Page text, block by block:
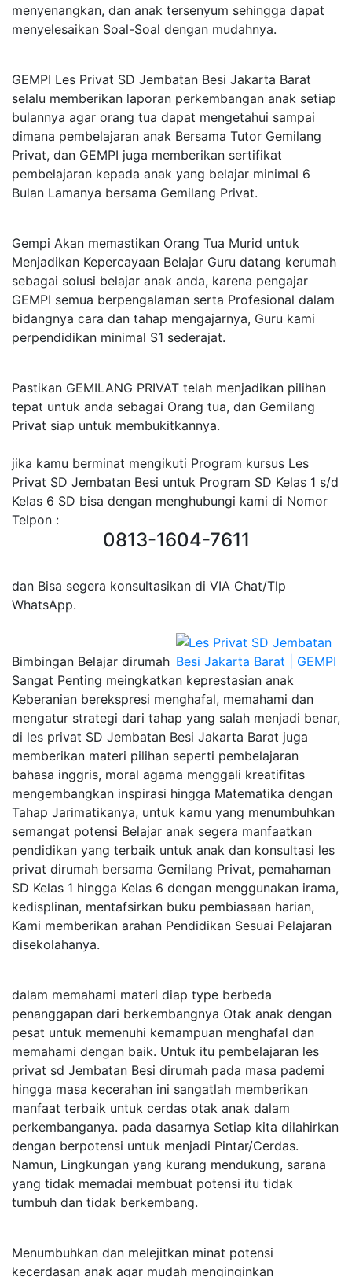
menyenangkan, dan anak tersenyum sehingga dapat
menyelesaikan Soal-Soal dengan mudahnya.
GEMPI Les Privat SD Jembatan Besi Jakarta Barat
selalu memberikan laporan perkembangan anak setiap
bulannya agar orang tua dapat mengetahui sampai
dimana pembelajaran anak Bersama Tutor Gemilang
Privat, dan GEMPI juga memberikan sertifikat
pembelajaran kepada anak yang belajar minimal 6
Bulan Lamanya bersama Gemilang Privat.
Gempi Akan memastikan Orang Tua Murid untuk
Menjadikan Kepercayaan Belajar Guru datang kerumah
sebagai solusi belajar anak anda, karena pengajar
GEMPI semua berpengalaman serta Profesional dalam
bidangnya cara dan tahap mengajarnya, Guru kami
perpendidikan minimal S1 sederajat.
Pastikan GEMILANG PRIVAT telah menjadikan pilihan
tepat untuk anda sebagai Orang tua, dan Gemilang
Privat siap untuk membukitkannya.
jika kamu berminat mengikuti Program kursus Les
Privat SD Jembatan Besi untuk Program SD Kelas 1 s/d
Kelas 6 SD bisa dengan menghubungi kami di Nomor
Telpon :
0813-1604-7611
dan Bisa segera konsultasikan di VIA Chat/Tlp
WhatsApp.
Bimbingan Belajar dirumah
Sangat Penting meingkatkan keprestasian anak
Keberanian berekspresi menghafal, memahami dan
mengatur strategi dari tahap yang salah menjadi benar,
di les privat SD Jembatan Besi Jakarta Barat juga
memberikan materi pilihan seperti pembelajaran
bahasa inggris, moral agama menggali kreatifitas
mengembangkan inspirasi hingga Matematika dengan
Tahap Jarimatikanya, untuk kamu yang menumbuhkan
semangat potensi Belajar anak segera manfaatkan
pendidikan yang terbaik untuk anak dan konsultasi les
privat dirumah bersama Gemilang Privat, pemahaman
SD Kelas 1 hingga Kelas 6 dengan menggunakan irama,
kedisplinan, mentafsirkan buku pembiasaan harian,
Kami memberikan arahan Pendidikan Sesuai Pelajaran
disekolahanya.
dalam memahami materi diap type berbeda
penanggapan dari berkembangnya Otak anak dengan
pesat untuk memenuhi kemampuan menghafal dan
memahami dengan baik. Untuk itu pembelajaran les
privat sd Jembatan Besi dirumah pada masa pademi
hingga masa kecerahan ini sangatlah memberikan
manfaat terbaik untuk cerdas otak anak dalam
perkembanganya. pada dasarnya Setiap kita dilahirkan
dengan berpotensi untuk menjadi Pintar/Cerdas.
Namun, Lingkungan yang kurang mendukung, sarana
yang tidak memadai membuat potensi itu tidak
tumbuh dan tidak berkembang.
Menumbuhkan dan melejitkan minat potensi
kecerdasan anak agar mudah menginginkan